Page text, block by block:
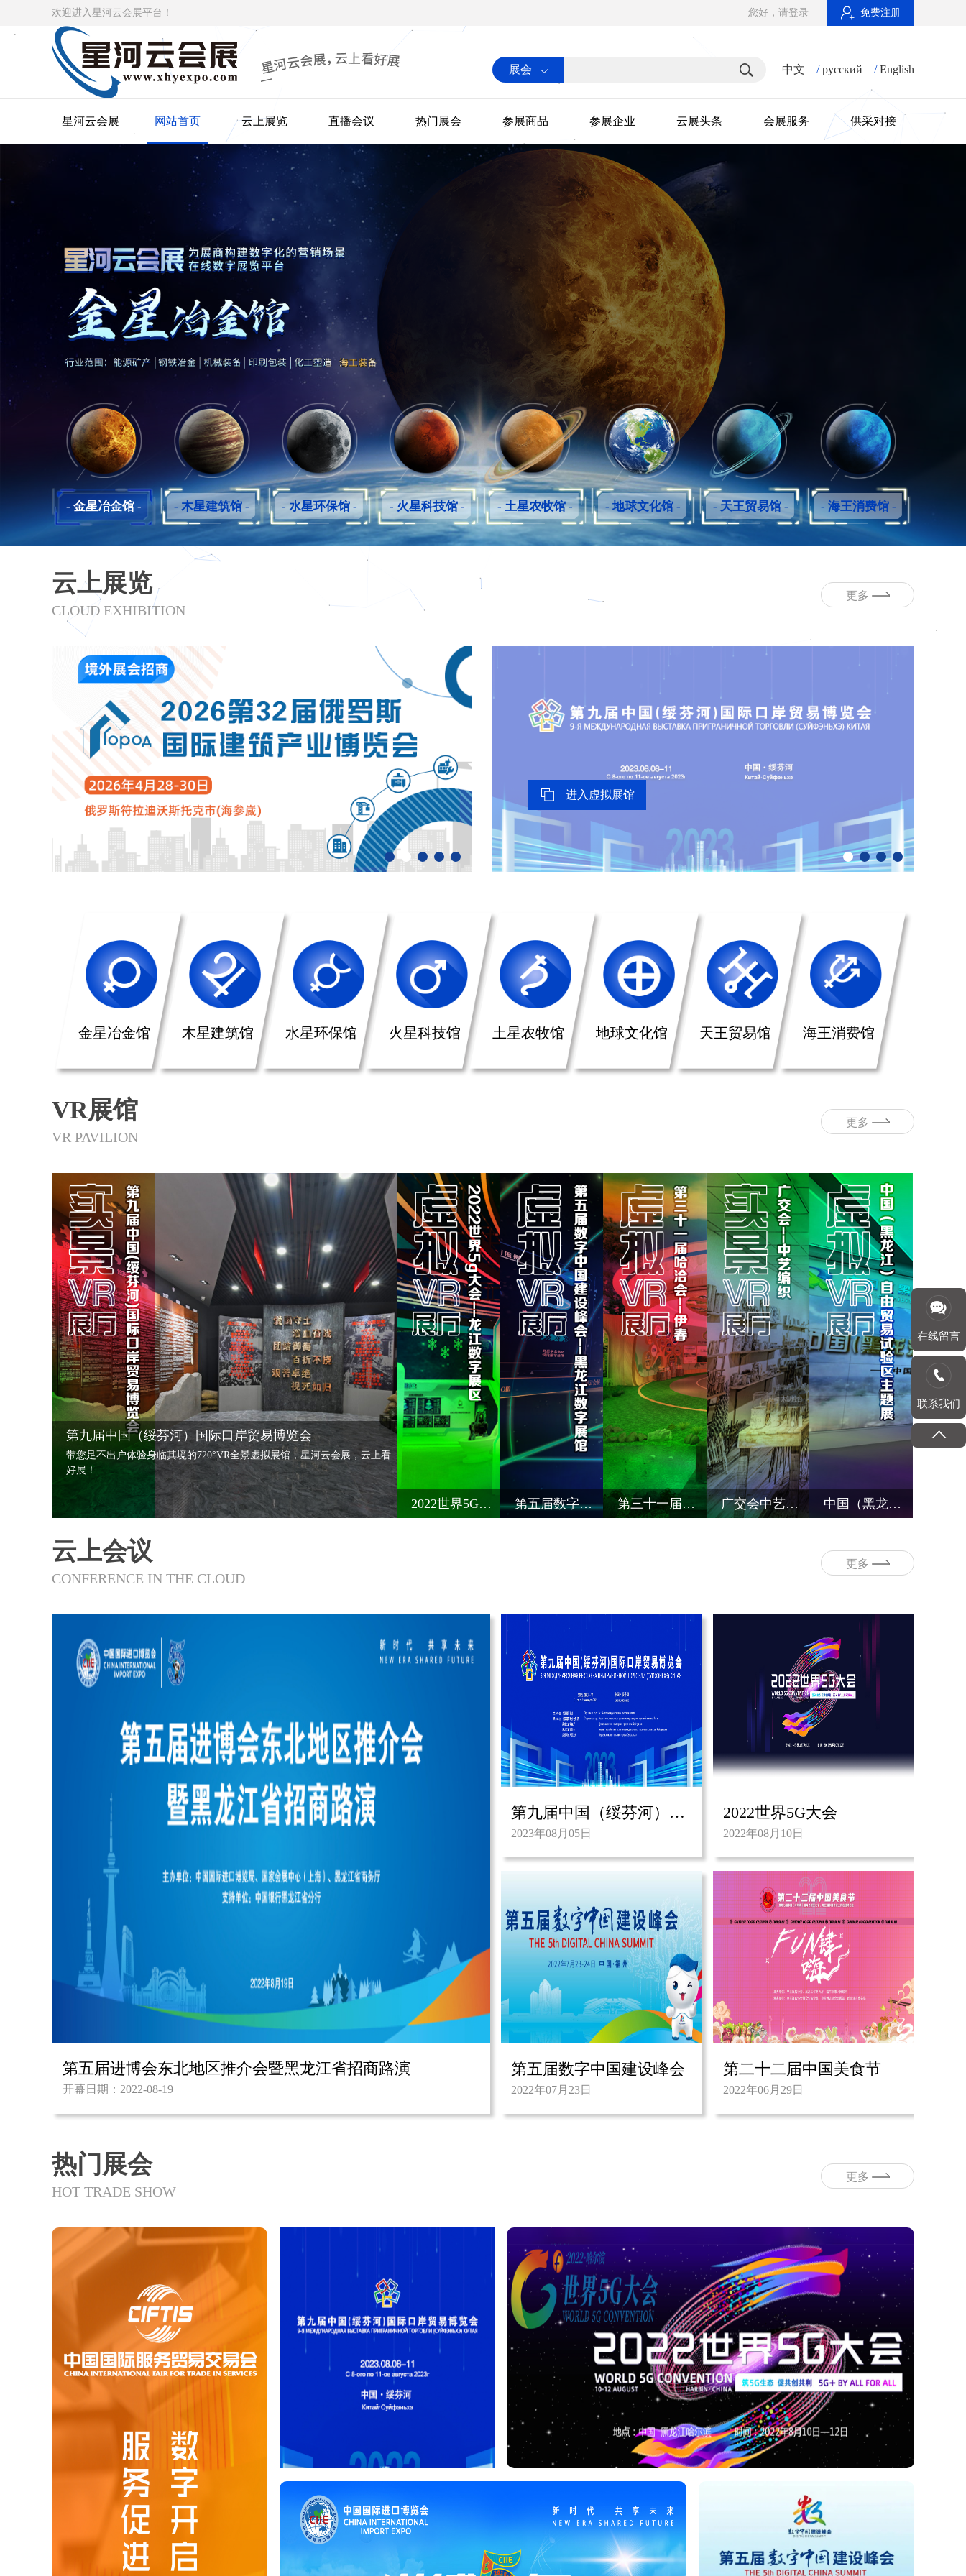
欢迎进入星河云会展平台！ 免费注册
您好，请登录
中文 /русский /English
展会
星河云会展 网站首页 云上展览 直播会议 热门展会 参展商品 参展企业 云展头条 会展服务 供采对接
- 金星冶金馆 - - 木星建筑馆 - - 水星环保馆 - - 火星科技馆 - - 土星农牧馆 - - 地球文化馆 - - 天王贸易馆 - - 海王消费馆 -
云上展览
CLOUD EXHIBITION
更多
1 3 5
进入虚拟展馆
金星冶金馆 木星建筑馆 水星环保馆 火星科技馆 土星农牧馆 地球文化馆 天王贸易馆 海王消费馆
VR展馆
VR PAVILION
更多
第九届中国（绥芬河）国际口岸贸易博览会
带您足不出户体验身临其境的720°VR全景虚拟展馆，星河云会展，云上看
好展！
2022世界5G大会 第五届数字中国建设峰会 第三十一届哈洽会伊春虚拟VR展馆 广交会中艺编织实景VR展馆 中国（黑龙江）自由贸易试验区主题展虚拟VR展馆
云上会议
CONFERENCE IN THE CLOUD
更多
第五届进博会东北地区推介会暨黑龙江省招商路演
开幕日期：2022-08-19
第九届中国（绥芬河）国际口岸贸易博览会
2023年08月05日
2022世界5G大会
2022年08月10日
第五届数字中国建设峰会
2022年07月23日
第二十二届中国美食节
2022年06月29日
热门展会
HOT TRADE SHOW
更多
个5G领域的国际性盛会，已
续打造全球5G行业合作与交流
全球顶尖5G会议品牌。本届大
核心环节领军企业，紧密围绕
业应用四大板块，以会、展、
步和产品创新，搭建跨区域产
查看更多
五届数字中国建设峰会
中央批准，数字中国建设
（简称“数字峰会”）于2018年开始
在线留言
联系我们